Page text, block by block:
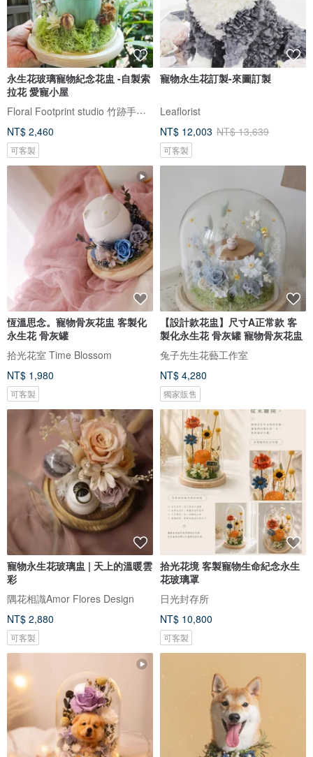
永生花玻璃寵物紀念花盅 -自製索
拉花 愛寵小屋
Floral Footprint studio 竹跡手創館
NT$ 2,460
可客製
寵物永生花訂製-來圖訂製
Leaflorist
NT$ 12,003 NT$ 13,639
可客製
恆溫思念。寵物骨灰花盅 客製化
永生花 骨灰罐
拾光花室 Time Blossom
NT$ 1,980
可客製
【設計款花盅】尺寸A正常款 客
製化永生花 骨灰罐 寵物骨灰花盅
兔子先生花藝工作室
NT$ 4,280
獨家販售
寵物永生花玻璃盅 | 天上的溫暖雲
彩
隅花相識Amor Flores Design
NT$ 2,880
可客製
拾光花境 客製寵物生命紀念永生
花玻璃罩
日光封存所
NT$ 10,800
可客製